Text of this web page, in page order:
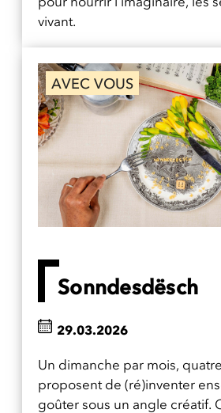
vivant.
AVEC VOUS
Sonndesdësch
Un dimanche par mois,
proposent de (ré)inventer
goûter sous un angle créatif.
29.03.2026